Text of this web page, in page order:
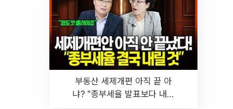
부동산 세제개편 아직 끝 아
냐? "종부세율 발표보다 내릴